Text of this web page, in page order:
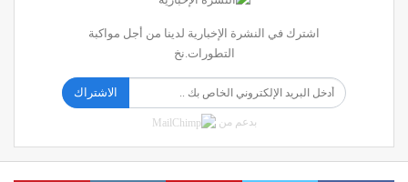
اشترك في النشرة الإخبارية لدينا من أجل مواكبة
التطورات.نخ
الاشتراك
بدعم من